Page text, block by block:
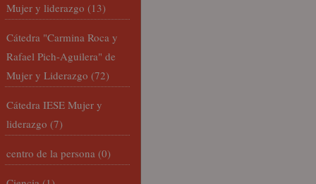
Mujer y liderazgo (13)
Cátedra "Carmina Roca y
Rafael Pich-Aguilera" de
Mujer y Liderazgo (72)
Cátedra IESE Mujer y
liderazgo (7)
centro de la persona (0)